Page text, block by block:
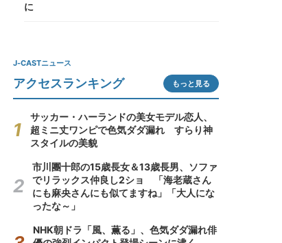
に
J-CASTニュース
アクセスランキング もっと見る
サッカー・ハーランドの美女モデル恋人、
超ミニ丈ワンピで色気ダダ漏れ すらり神
スタイルの美貌
市川團十郎の15歳長女＆13歳長男、ソファ
でリラックス仲良し2ショ 「海老蔵さん
にも麻央さんにも似てますね」「大人にな
ったな～」
NHK朝ドラ「風、薫る」、色気ダダ漏れ俳